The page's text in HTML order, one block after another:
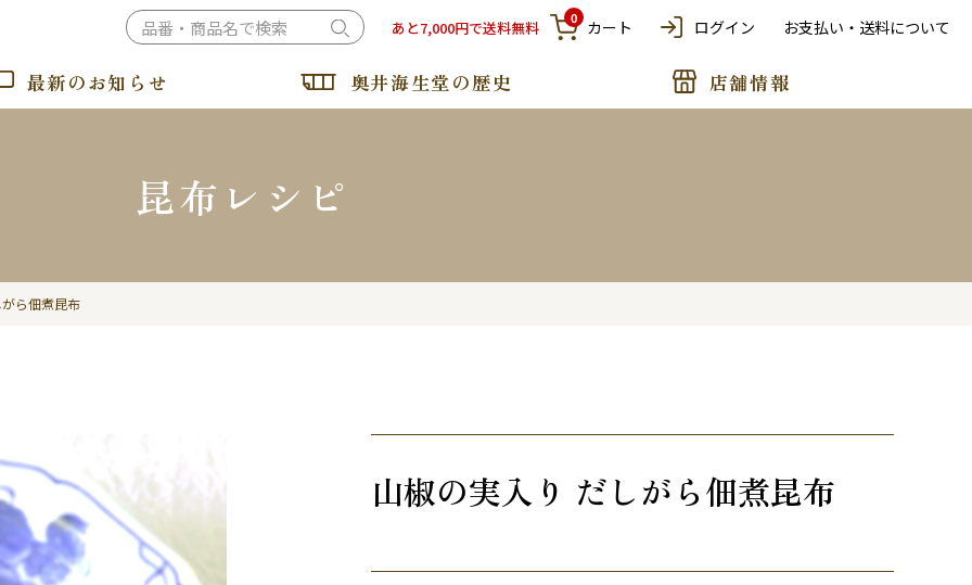
あと7,000円で送料無料 0 カート ログイン お支払い・送料について
納豆昆布・ねばるとろろ
最新のお知らせ 奥井海生堂の歴史 店舗情報
昆布レシピ
ら佃煮昆布
山椒の実入り だしがら佃煮昆布